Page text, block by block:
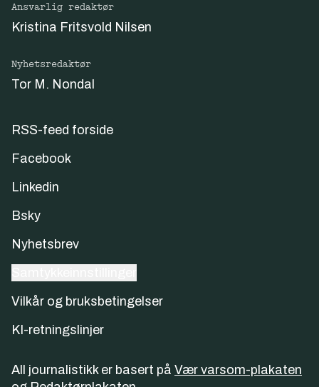
Ansvarlig redaktør
Kristina Fritsvold Nilsen
Nyhetsredaktør
Tor M. Nondal
RSS-feed forside
Facebook
Linkedin
Bsky
Nyhetsbrev
Vilkår og bruksbetingelser
KI-retningslinjer
All journalistikk er basert på Vær varsom-plakaten